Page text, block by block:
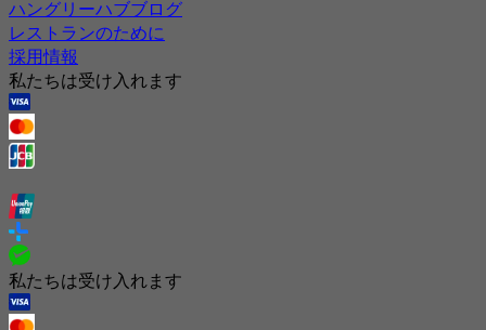
ハングリーハブブログ
レストランのために
採用情報
私たちは受け入れます
私たちは受け入れます